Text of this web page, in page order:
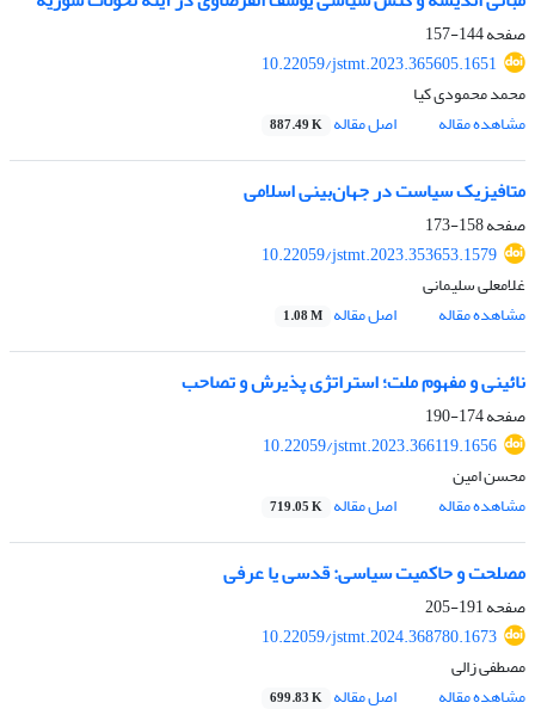
صفحه144-157
10.22059/jstmt.2023.365605.1651
محمد محمودی کیا
مشاهده مقاله
اصل مقاله 887.49 K
متافیزیک سیاست در جهان‌بینی اسلامی
صفحه158-173
10.22059/jstmt.2023.353653.1579
غلامعلی سلیمانی
مشاهده مقاله
اصل مقاله 1.08 M
نائینی و مفهوم ملت؛ استراتژی پذیرش و تصاحب
صفحه174-190
10.22059/jstmt.2023.366119.1656
محسن امین
مشاهده مقاله
اصل مقاله 719.05 K
مصلحت و حاکمیت سیاسی: قدسی یا عرفی
صفحه191-205
10.22059/jstmt.2024.368780.1673
مصطفی زالی
مشاهده مقاله
اصل مقاله 699.83 K